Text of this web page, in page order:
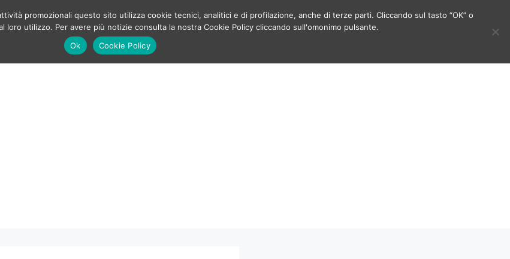
promozionali questo sito utilizza cookie tecnici, analitici e di profilazione, anche di terze parti. Cliccando sul tasto “OK” o
loro utilizzo. Per avere più notizie consulta la nostra Cookie Policy cliccando sull'omonimo pulsante.
Ok
Cookie Policy